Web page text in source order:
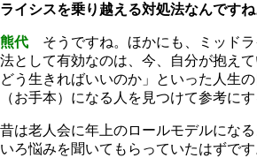
ライシスを乗り越える対処法なんですね
熊代 そうですね。ほかにも、ミッド
法として有効なのは、今、自分が抱え
どう生きればいいのか」といった人生
（お手本）になる人を見つけて参考にす
昔は老人会に年上のロールモデルにな
いろ悩みを聞いてもらっていたはずで